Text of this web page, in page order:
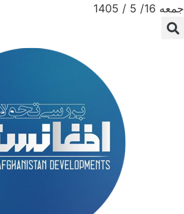
جمعه 16/ 5 / 1405